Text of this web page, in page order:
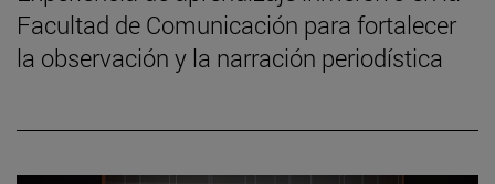
Facultad de Comunicación para fortalecer
la observación y la narración periodística